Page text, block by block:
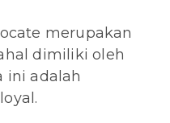
merupakan
dimiliki oleh
ini adalah